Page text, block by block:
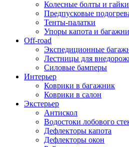
Колесные болты и гайки
Предпусковые
Тенты-палатки
Упоры капота и
Off-road
Экспедиционные
Лестницы для
Силовые бамперы
Интерьер
Коврики в багажник
Коврики в салон
Экстерьер
Антискол
Водостоки лобового
Дефлекторы капота
Дефлекторы окон